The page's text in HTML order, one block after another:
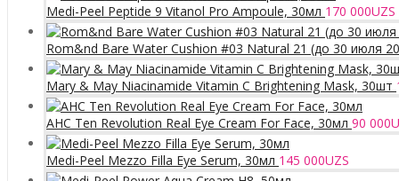
Medi-Peel Peptide 9 Vitanol Pro Ampoule, 30мл 170 000UZS
Rom&nd Bare Water Cushion #03 Natural 21 (до 30 июля
Mary & May Niacinamide Vitamin C Brightening Mask, 30шт
AHC Ten Revolution Real Eye Cream For Face, 30мл 90 000
Medi-Peel Mezzo Filla Eye Serum, 30мл 145 000UZS